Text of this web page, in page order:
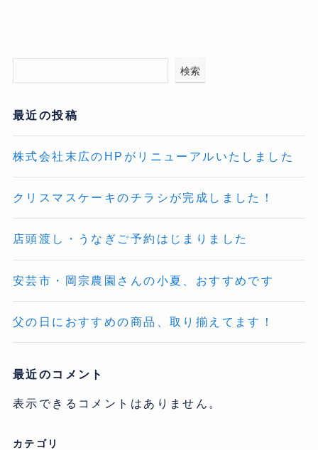
検索
最近の投稿
株式会社末広のHPがリニューアルいたしました
クリスマスケーキのチラシが完成しました！
店頭渡し・うなぎご予約はじまりました
安芸市・岡宗農園さんの小夏、おすすめです
父の日におすすめの商品、取り揃えてます！
最近のコメント
表示できるコメントはありません。
カテゴリ